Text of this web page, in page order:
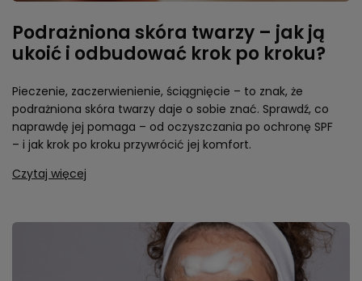
Podrażniona skóra twarzy – jak ją
ukoić i odbudować krok po kroku?
Pieczenie, zaczerwienienie, ściągnięcie – to znak, że
podrażniona skóra twarzy daje o sobie znać. Sprawdź, co
naprawdę jej pomaga – od oczyszczania po ochronę SPF
– i jak krok po kroku przywrócić jej komfort.
Czytaj więcej